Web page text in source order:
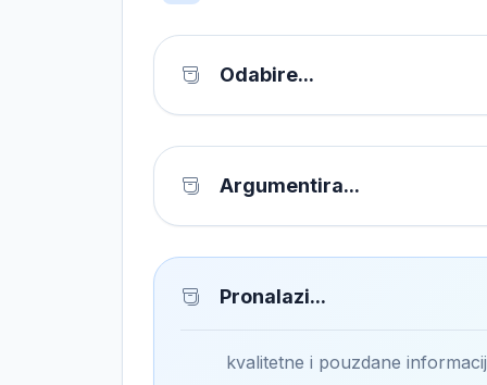
Odabire...
Argumentira...
Pronalazi...
kvalitetne i pouzdane